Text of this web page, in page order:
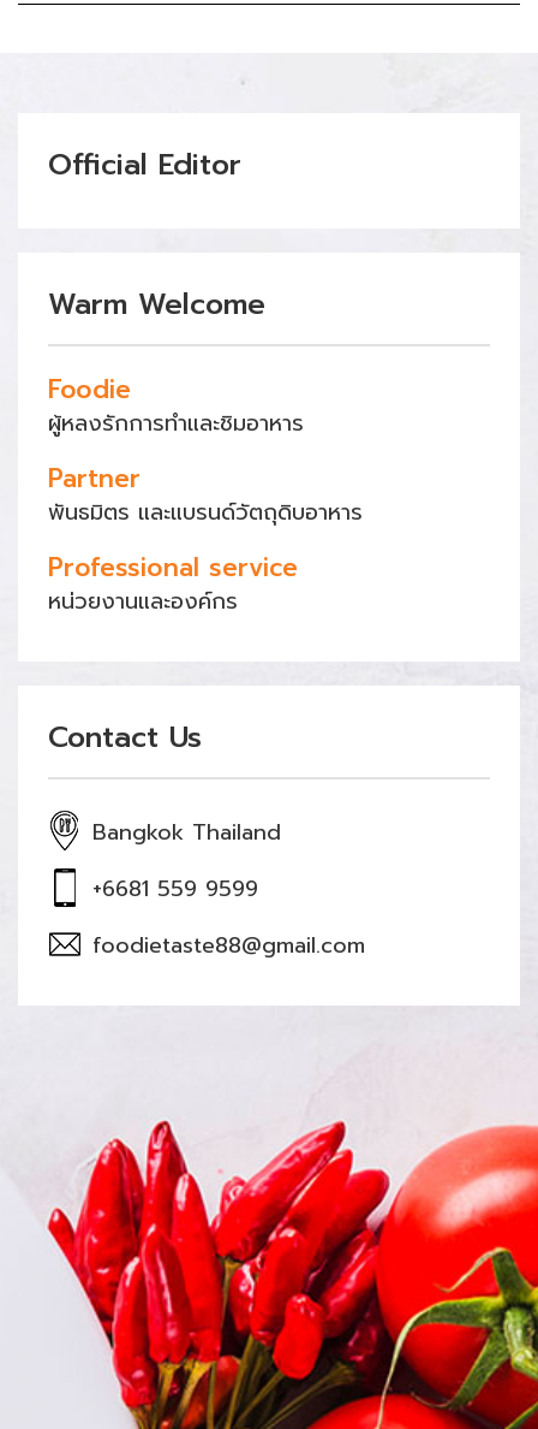
Official Editor
Warm Welcome
Foodie
ผู้หลงรักการทำและชิมอาหาร
Partner
พันธมิตร และแบรนด์วัตถุดิบอาหาร
Professional service
หน่วยงานและองค์กร
Contact Us
Bangkok Thailand
+6681 559 9599
foodietaste88@gmail.com